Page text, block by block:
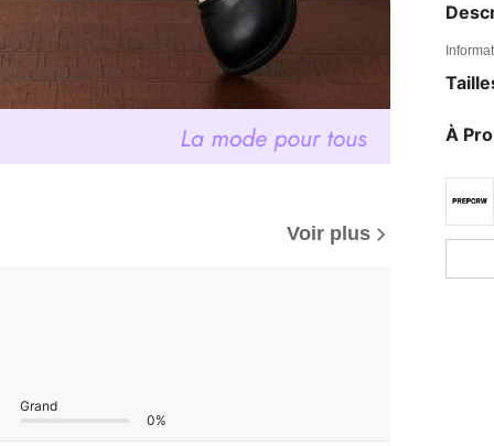
Voir plus
Grand
0%
À